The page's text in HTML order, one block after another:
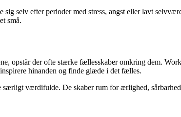
selv efter perioder med stress, angst eller lavt
små.
opstår der ofte stærke fællesskaber omkring dem.
hinanden og finde glæde i det fælles.
værdifulde. De skaber rum for ærlighed,